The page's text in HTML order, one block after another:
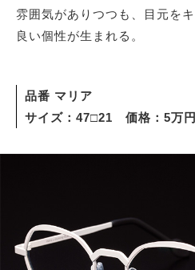
雰囲気がありつつも、目元を
良い個性が生まれる。
品番 マリア
サイズ：47□21 価格：5万円